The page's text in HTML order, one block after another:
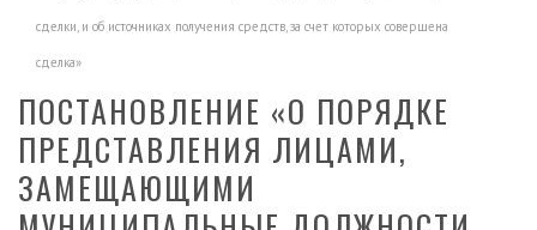
сделки, и об источниках получения средств, за счет которых совершена
сделка»
ПОСТАНОВЛЕНИЕ «О ПОРЯДКЕ
ПРЕДСТАВЛЕНИЯ ЛИЦАМИ,
ЗАМЕЩАЮЩИМИ